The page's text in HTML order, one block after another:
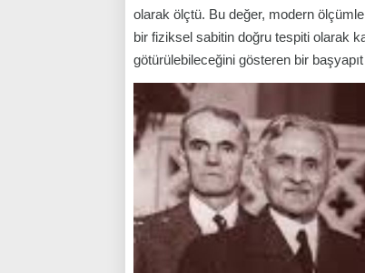
olarak ölçtü. Bu değer, modern
bir fiziksel sabitin doğru tespiti olarak
götürülebileceğini gösteren bir